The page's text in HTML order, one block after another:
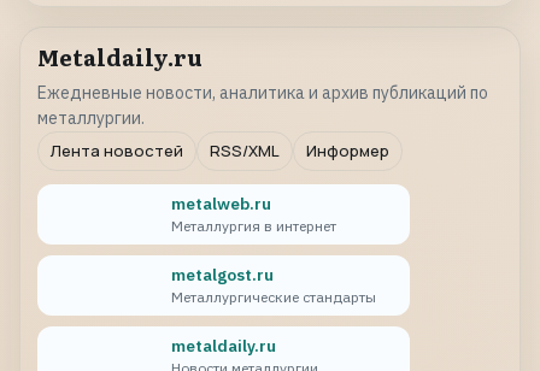
Metaldaily.ru
Ежедневные новости, аналитика и архив публикаций по
металлургии.
Лента новостей
RSS/XML Информер
metalweb.ru
Металлургия в интернет
metalgost.ru
Металлургические стандарты
metaldaily.ru